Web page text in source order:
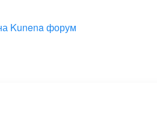
Kunena форум